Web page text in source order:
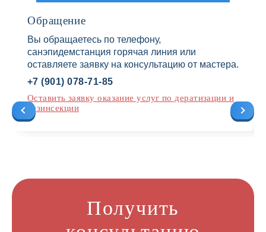
Обращение
Вы обращаетесь по телефону,
санэпидемстанция горячая линия или
оставляете заявку на консультацию от мастера.
+7 (901) 078-71-85
Оставить заявку оказание услуг по дератизации и
дезинсекции
Получить